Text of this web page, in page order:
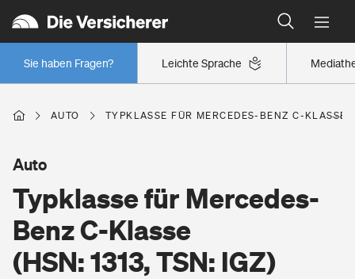
Leichte Sprache
Sie haben Fragen?
Wer versichert was: Jetzt Versicherer finden
Regionalklassen: So ist Ihre Region eingestuft
Wer versichert was: Jetzt Versicherer finden
Berufsunfähigkeitsversicherung
Wohnen
Wohngebäudeversicherung
AUTO TYPKLASSE FÜR MERCEDES-BENZ C-KLASSE
Typklasse für Mercedes-
Benz C-Klasse
(HSN: 1313, TSN: IGZ)
Auto